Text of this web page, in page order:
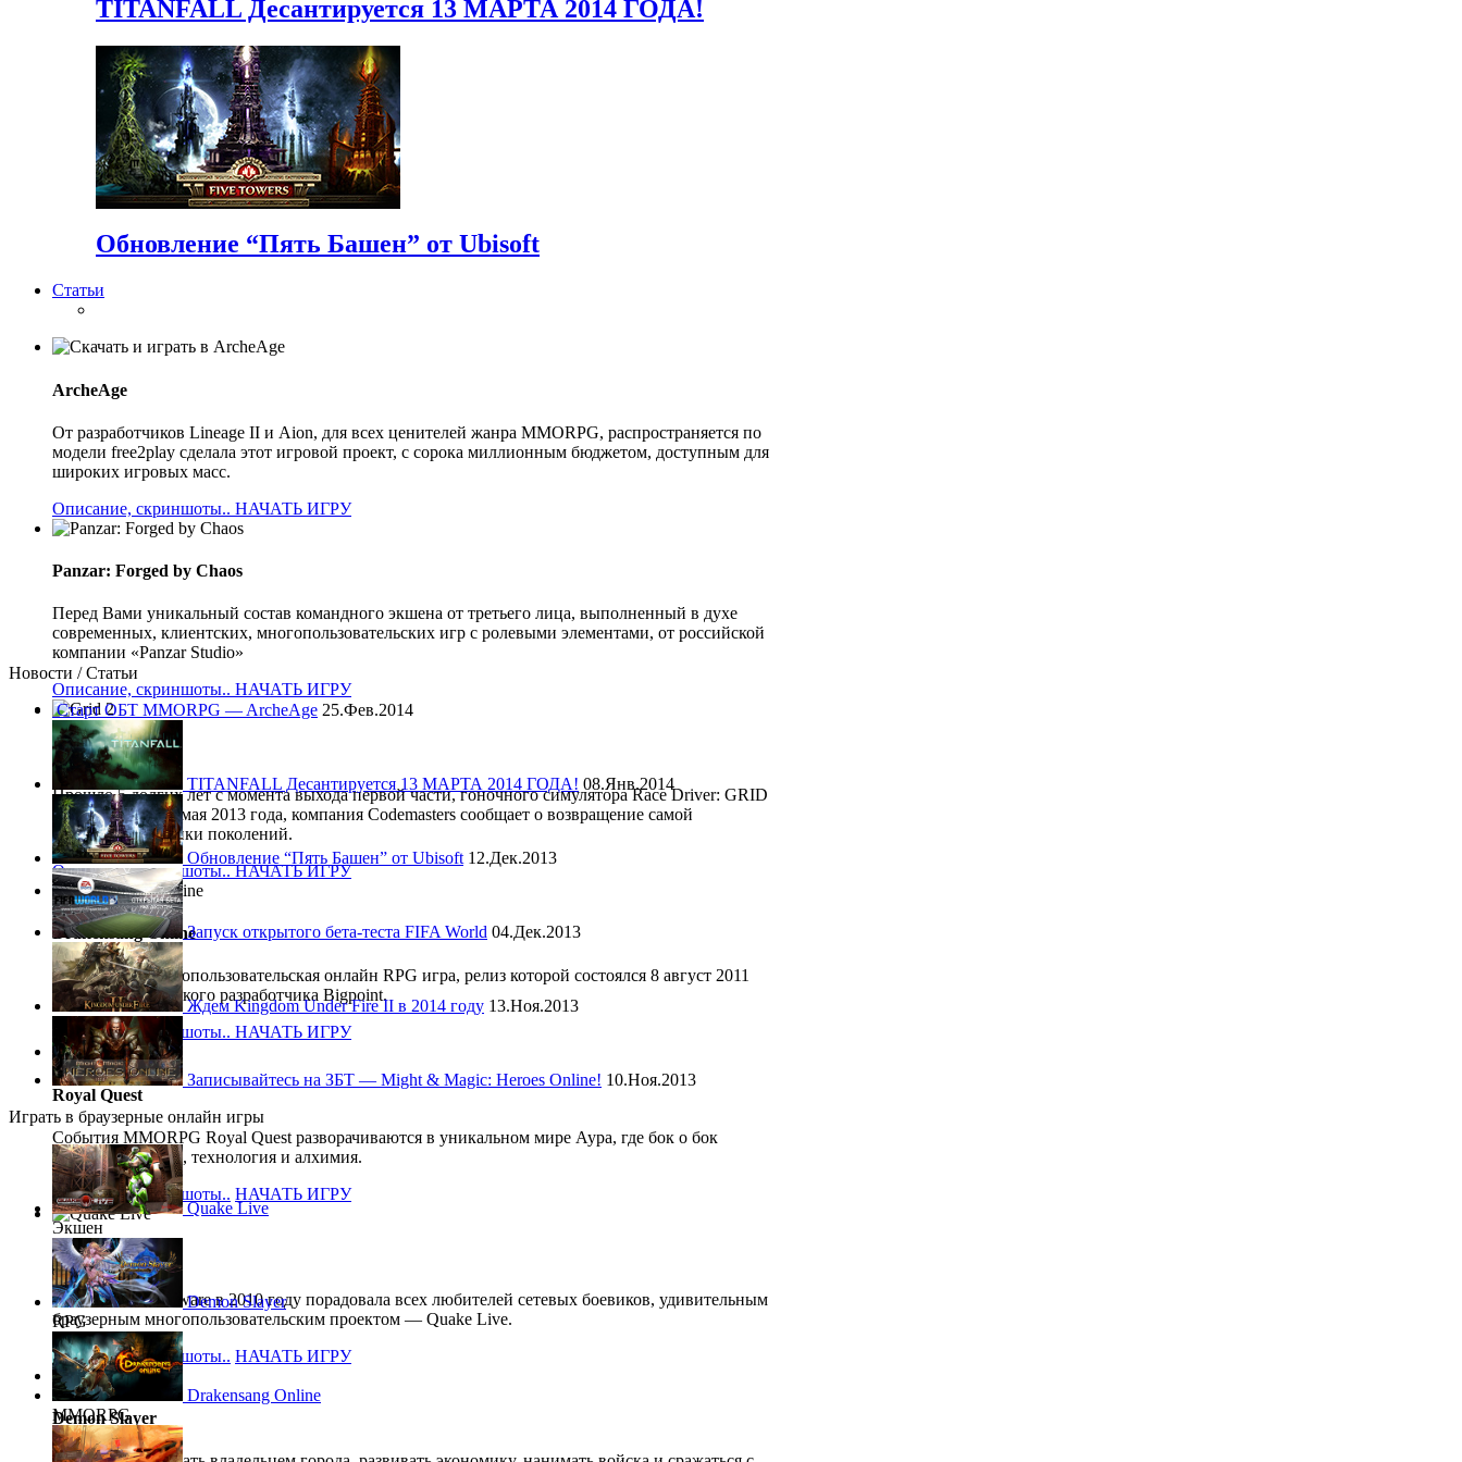
TITANFALL Десантируется 13 МАРТА 2014 ГОДА!
Обновление “Пять Башен” от Ubisoft
Статьи
ArcheAge
От разработчиков Lineage II и Aion, для всех ценителей жанра MMORPG, распространяется по
модели free2play сделала этот игровой проект, с сорока миллионным бюджетом, доступным для
широких игровых масс.
Описание, скриншоты.. НАЧАТЬ ИГРУ
Panzar: Forged by Chaos
Перед Вами уникальный состав командного экшена от третьего лица, выполненный в духе
современных, клиентских, многопользовательских игр с ролевыми элементами, от российской
компании «Panzar Studio»
Описание, скриншоты.. НАЧАТЬ ИГРУ
Grid 2
Прошло 5 долгих лет с момента выхода первой части, гоночного симулятора Race Driver: GRID
(GRID), и вот 28 мая 2013 года, компания Codemasters сообщает о возвращение самой
сумасшедшей гонки поколений.
Описание, скриншоты..НАЧАТЬ ИГРУ
Drakensang Online
Бесплатная, многопользовательская онлайн RPG игра, релиз которой состоялся 8 август 2011
года, от европейского разработчика Bigpoint.
Описание, скриншоты.. НАЧАТЬ ИГРУ
Royal Quest
События MMORPG Royal Quest разворачиваются в уникальном мире Аура, где бок о бок
уживаются магия, технология и алхимия.
Описание, скриншоты.. НАЧАТЬ ИГРУ
Quake Live
Компания id Software в 2010 году порадовала всех любителей сетевых боевиков, удивительным
браузерным многопользовательским проектом — Quake Live.
Описание, скриншоты.. НАЧАТЬ ИГРУ
Demon Slayer
Новости / Статьи
Старт ОБТ MMORPG — ArcheAge 25.Фев.2014
TITANFALL Десантируется 13 МАРТА 2014 ГОДА! 08.Янв.2014
Обновление “Пять Башен” от Ubisoft 12.Дек.2013
Запуск открытого бета-теста FIFA World 04.Дек.2013
Ждем Kingdom Under Fire II в 2014 году 13.Ноя.2013
Записывайтесь на ЗБТ — Might & Magic: Heroes Online! 10.Ноя.2013
Играть в браузерные онлайн игры
Quake Live
Экшен
Demon Slayer
RPG
Drakensang Online
MMORPG